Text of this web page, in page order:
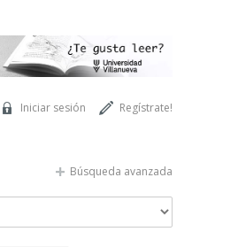
Regístrate!
Iniciar sesión
Búsqueda avanzada